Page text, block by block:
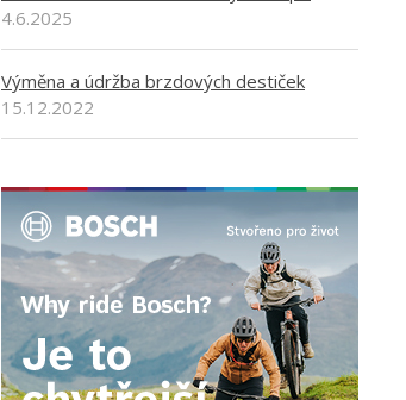
4.6.2025
Výměna a údržba brzdových destiček
15.12.2022